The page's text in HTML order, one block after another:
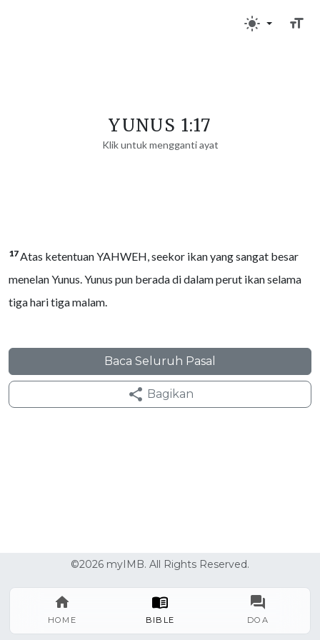
HOME BIBLE DOA
YUNUS 1:17
Klik untuk mengganti ayat
17Atas ketentuan YAHWEH, seekor ikan yang sangat besar
menelan Yunus. Yunus pun berada di dalam perut ikan selama
tiga hari tiga malam.
Baca Seluruh Pasal
Bagikan
©2026 myIMB. All Rights Reserved.